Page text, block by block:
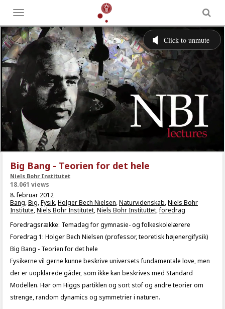
Toggle
menu
Big Bang - Teorien for det hele
Niels Bohr Institutet
18.061 views
8. februar 2012
Bang,Big,Fysik,Holger Bech Nielsen,Naturvidenskab,Niels Bohr
Institute,Niels Bohr Institutet,Niels Bohr Instituttet,foredrag
Foredragsrække: Temadag for gymnasie- og folkeskolelærere
Foredrag 1: Holger Bech Nielsen (professor, teoretisk højenergifysik)
Big Bang - Teorien for det hele
Fysikerne vil gerne kunne beskrive universets fundamentale love, men
der er uopklarede gåder, som ikke kan beskrives med Standard
Modellen. Hør om Higgs partiklen og sort stof og andre teorier om
strenge, random dynamics og symmetrier i naturen.